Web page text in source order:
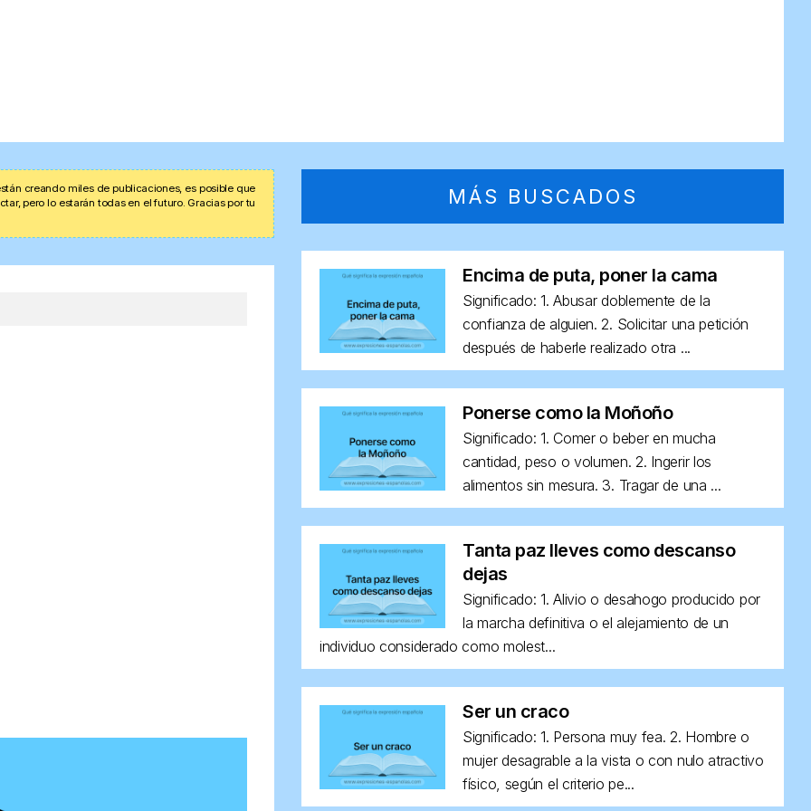
creando miles de publicaciones, es posible que
pero lo estarán todas en el futuro. Gracias por tu
MÁS BUSCADOS
Encima de puta, poner la cama
Significado: 1. Abusar doblemente de la
confianza de alguien. 2. Solicitar una petición
después de haberle realizado otra ...
Ponerse como la Moñoño
Significado: 1. Comer o beber en mucha
cantidad, peso o volumen. 2. Ingerir los
alimentos sin mesura. 3. Tragar de una ...
Tanta paz lleves como descanso
dejas
Significado: 1. Alivio o desahogo producido por
la marcha definitiva o el alejamiento de un
individuo considerado como molest...
Ser un craco
Significado: 1. Persona muy fea. 2. Hombre o
mujer desagrable a la vista o con nulo atractivo
físico, según el criterio pe...